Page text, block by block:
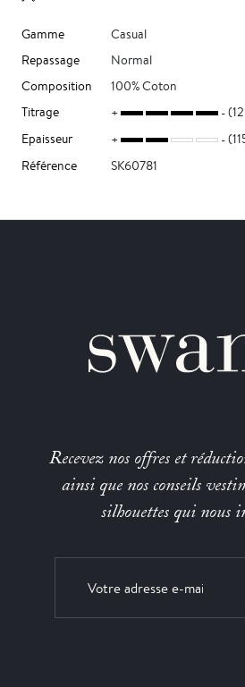
Gamme
Casual
Repassage
Normal
Composition
100% Coton
Titrage
Epaisseur
Référence
SK60781
Recevez nos offres et
ainsi que nos conseils
silhouettes qui nous